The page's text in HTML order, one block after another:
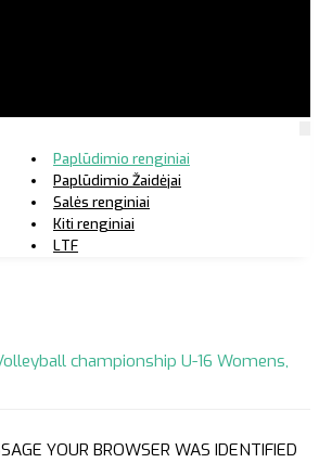
Paplūdimio renginiai
Paplūdimio Žaidėjai
Salės renginiai
Kiti renginiai
LTF
championship U-16 Womens,
YOUR BROWSER WAS IDENTIFIED